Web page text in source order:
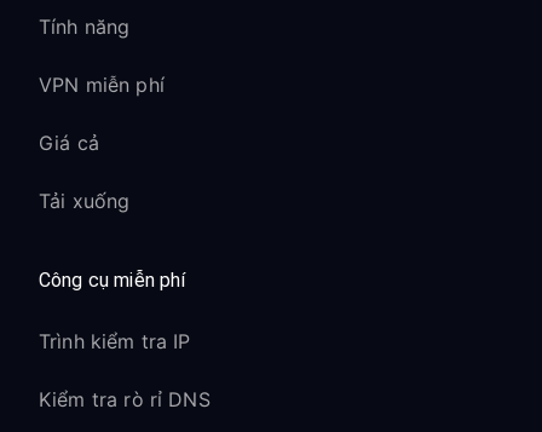
Tính năng
VPN miễn phí
Giá cả
Tải xuống
Công cụ miễn phí
Trình kiểm tra IP
Kiểm tra rò rỉ DNS